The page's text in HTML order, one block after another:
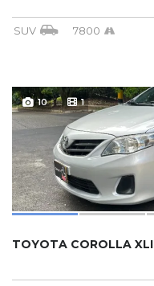
SUV 7800
10 1
TOYOTA COROLLA